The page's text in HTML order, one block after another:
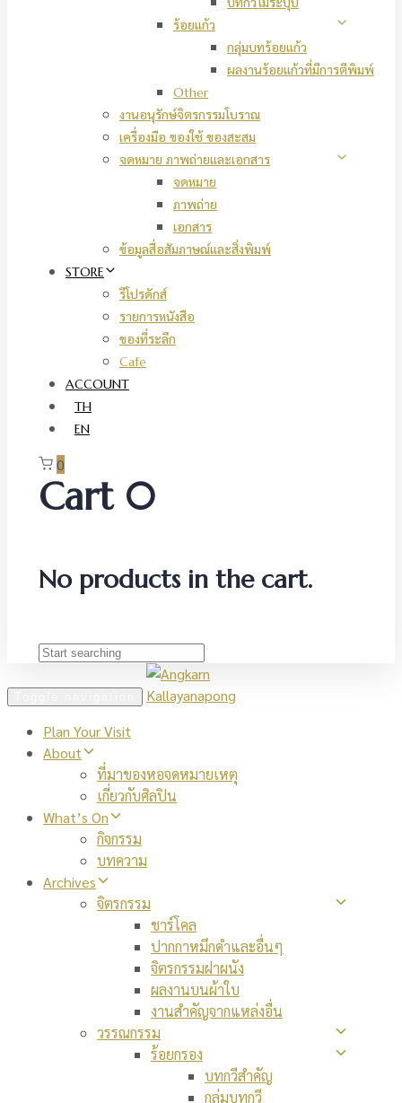
ร้อยแก้ว
กลุ่มบทร้อยแก้ว
ผลงานร้อยแก้วที่มีการตีพิมพ์
Other
งานอนุรักษ์จิตรกรรมโบราณ
เครื่องมือ ของใช้ ของสะสม
จดหมาย ภาพถ่ายและเอกสาร
จดหมาย
ภาพถ่าย
เอกสาร
ข้อมูลสื่อสัมภาษณ์และสิ่งพิมพ์
STORE
รีโปรดักส์
รายการหนังสือ
ของที่ระลึก
Cafe
ACCOUNT
TH
EN
0
Cart 0
No products in the cart.
Plan Your Visit
About
ที่มาของหอจดหมายเหตุ
เกี่ยวกับศิลปิน
What’s On
กิจกรรม
บทความ
Archives
จิตรกรรม
ชาร์โคล
ปากกาหมึกดำและอื่นๆ
จิตรกรรมฝาผนัง
ผลงานบนผ้าใบ
งานสำคัญจากแหล่งอื่น
วรรณกรรม
ร้อยกรอง
บทกวีสำคัญ
กลุ่มบทกวี